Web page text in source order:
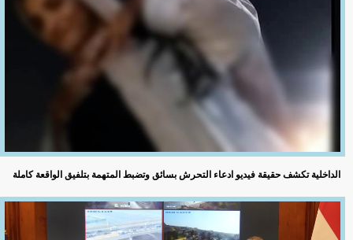
الداخلية تكشف حقيقة فيديو ادعاء التحرش بسائق وتضبط المتهمة بتلفيق الواقعة كاملة